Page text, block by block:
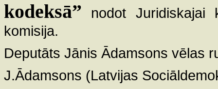
kodeksā” nodot
komisija.
Deputāts Jānis Ādamsons vēlas
J.Ādamsons (Latvijas